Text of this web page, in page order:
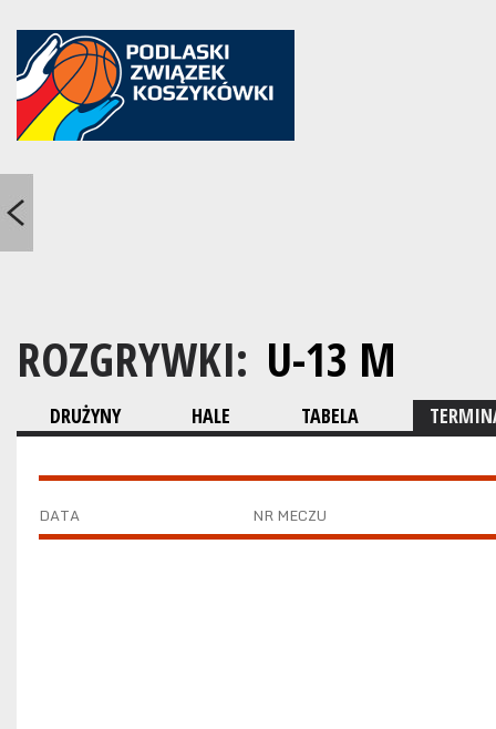
ROZGRYWKI: U-13 M
DRUŻYNY HALE TABELA
DATA NR MECZU